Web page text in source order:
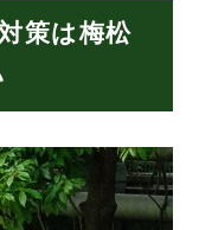
策は梅松